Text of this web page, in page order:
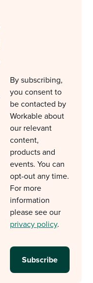
By subscribing,
you consent to
be contacted by
Workable about
our relevant
content,
products and
events. You can
opt-out any time.
For more
information
please see our
privacy policy.